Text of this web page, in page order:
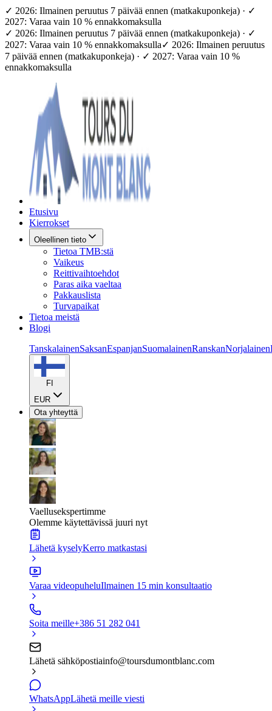
✓ 2026: Ilmainen peruutus 7 päivää ennen (matkakuponkeja) · ✓
2027: Varaa vain 10 % ennakkomaksulla
✓ 2026: Ilmainen peruutus 7 päivää ennen (matkakuponkeja) · ✓
2027: Varaa vain 10 % ennakkomaksulla✓ 2026: Ilmainen peruutus
7 päivää ennen (matkakuponkeja) · ✓ 2027: Varaa vain 10 %
ennakkomaksulla
Etusivu
Kierrokset
Oleellinen tieto
Tietoa TMB:stä
Vaikeus
Reittivaihtoehdot
Paras aika vaeltaa
Pakkauslista
Turvapaikat
Tietoa meistä
Blogi
TanskalainenSaksanEspanjanSuomalainenRanskanNorjalainen
FI
EUR
Ota yhteyttä
Vaellusekspertimme
Olemme käytettävissä juuri nyt
Lähetä kyselyKerro matkastasi
Varaa videopuheluIlmainen 15 min konsultaatio
Soita meille+386 51 282 041
Lähetä sähköpostiainfo@toursdumontblanc.com
WhatsAppLähetä meille viesti